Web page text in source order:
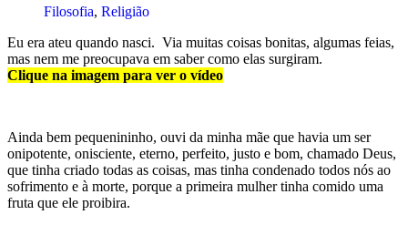
Filosofia, Religião
Eu era ateu quando nasci. Via muitas coisas bonitas, algumas feias,
mas nem me preocupava em saber como elas surgiram.
Clique na imagem para ver o vídeo
Ainda bem pequenininho, ouvi da minha mãe que havia um ser
onipotente, onisciente, eterno, perfeito, justo e bom, chamado Deus,
que tinha criado todas as coisas, mas tinha condenado todos nós ao
sofrimento e à morte, porque a primeira mulher tinha comido uma
fruta que ele proibira.